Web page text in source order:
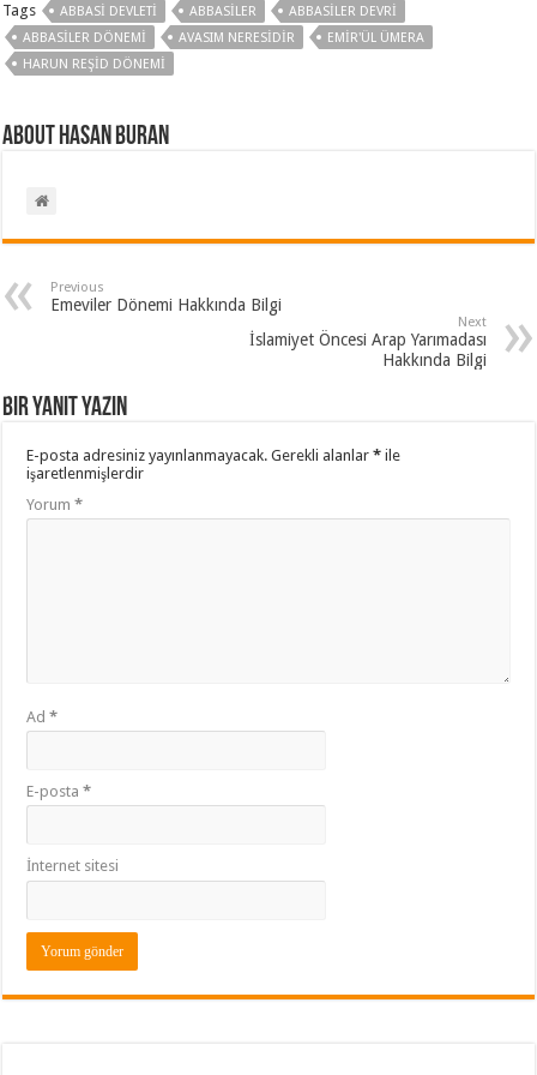
Tags ABBASI DEVLETI ABBASILER
ABBASILER DEVRI
ABBASILER DÖNEMI
AVASIM NERESIDIR
EMIR'ÜL ÜMERA
HARUN REŞID DÖNEMI
About Hasan BURAN
Previous
Emeviler Dönemi Hakkında Bilgi
Next
İslamiyet Öncesi Arap Yarımadası
Hakkında Bilgi
Bir yanıt yazın
E-posta adresiniz yayınlanmayacak. Gerekli alanlar* ile
işaretlenmişlerdir
Yorum*
Ad*
E-posta*
İnternet sitesi